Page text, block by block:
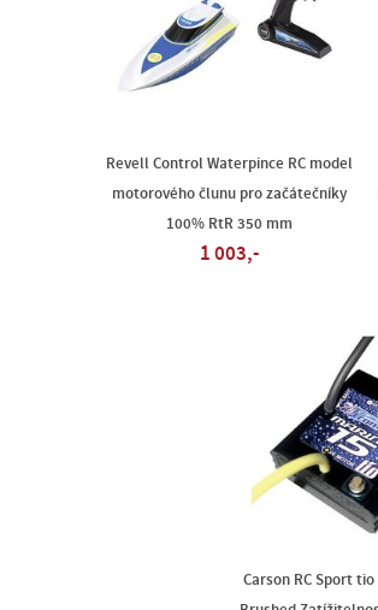
Revell Control Waterpince RC model
motorového člunu pro začátečníky
100% RtR 350 mm
1 003,-
Carson RC Sport